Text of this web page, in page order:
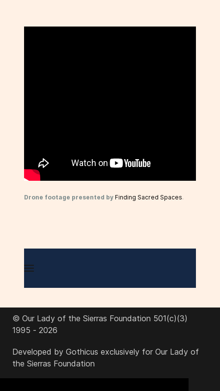
Drone footage presented by Finding Sacred Spaces.
© Our Lady of the Sierras Foundation 501(c)(3)
1995 - 2026
Developed by Gothicus exclusively for Our Lady of
the Sierras Foundation